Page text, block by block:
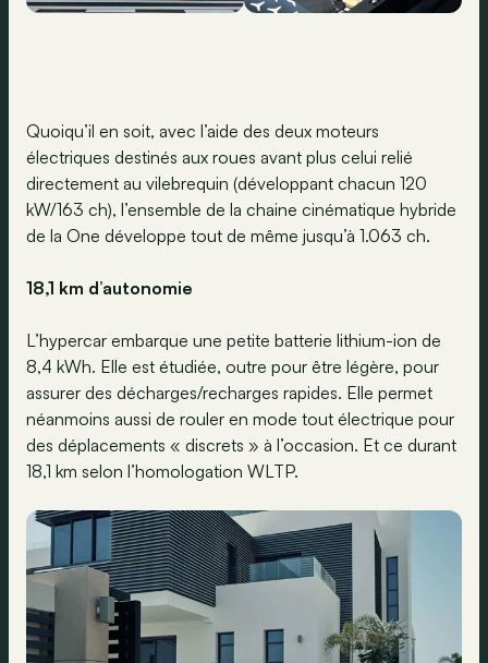
Quoiqu’il en soit, avec l’aide des deux moteurs
électriques destinés aux roues avant plus celui relié
directement au vilebrequin (développant chacun 120
kW/163 ch), l’ensemble de la chaine cinématique hybride
de la One développe tout de même jusqu’à 1.063 ch.
18,1 km d’autonomie
L’hypercar embarque une petite batterie lithium-ion de
8,4 kWh. Elle est étudiée, outre pour être légère, pour
assurer des décharges/recharges rapides. Elle permet
néanmoins aussi de rouler en mode tout électrique pour
des déplacements « discrets » à l’occasion. Et ce durant
18,1 km selon l’homologation WLTP.